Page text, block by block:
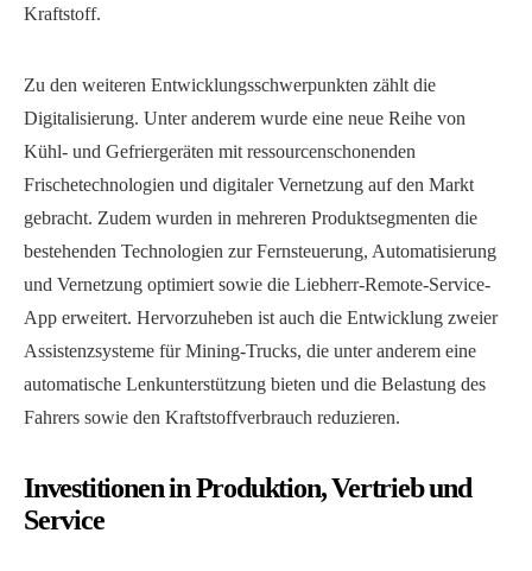
Kraftstoff.
Zu den weiteren Entwicklungsschwerpunkten zählt die
Digitalisierung. Unter anderem wurde eine neue Reihe von
Kühl- und Gefriergeräten mit ressourcenschonenden
Frischetechnologien und digitaler Vernetzung auf den Markt
gebracht. Zudem wurden in mehreren Produktsegmenten die
bestehenden Technologien zur Fernsteuerung, Automatisierung
und Vernetzung optimiert sowie die Liebherr-Remote-Service-
App erweitert. Hervorzuheben ist auch die Entwicklung zweier
Assistenzsysteme für Mining-Trucks, die unter anderem eine
automatische Lenkunterstützung bieten und die Belastung des
Fahrers sowie den Kraftstoffverbrauch reduzieren.
Investitionen in Produktion, Vertrieb und
Service